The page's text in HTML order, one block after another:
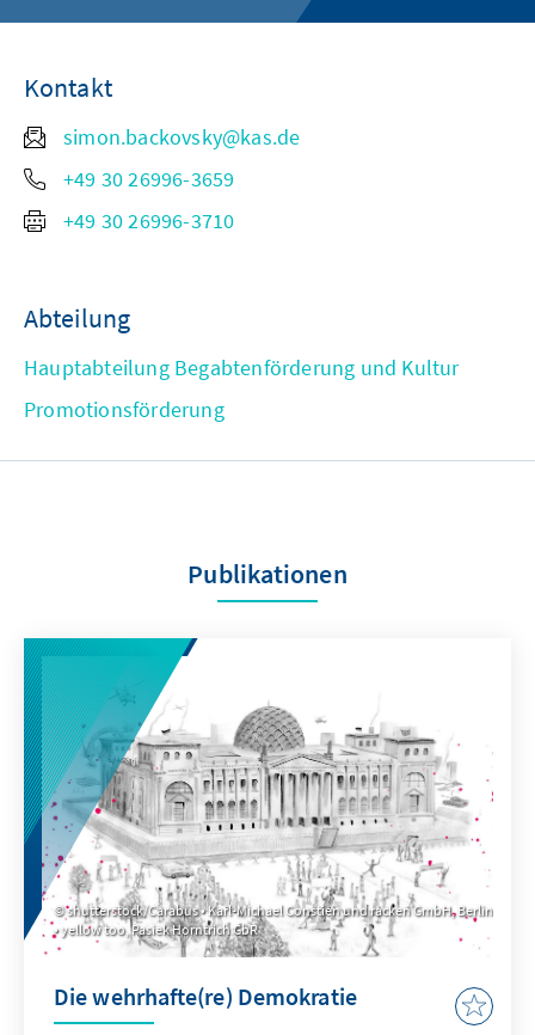
Kontakt
simon.backovsky@kas.de
+49 30 26996-3659
+49 30 26996-3710
Abteilung
Hauptabteilung Begabtenförderung und Kultur
Promotionsförderung
Publikationen
shutterstock/Carabus • Karl-Michael Constien und racken GmbH, Berlin
• yellow too, Pasiek Horntrich GbR
Die wehrhafte(re) Demokratie